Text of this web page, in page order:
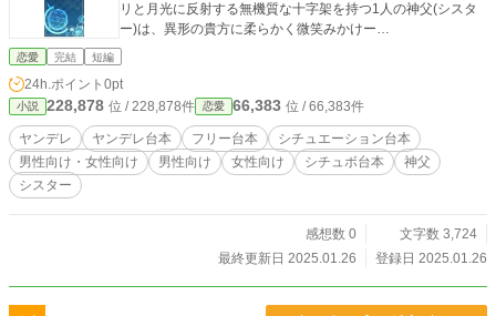
リと月光に反射する無機質な十字架を持つ1人の神父(シスタ
ー)は、異形の貴方に柔らかく微笑みかけー…
恋愛 完結 短編
24h.ポイント 0pt
小説 228,878 位 / 228,878件 恋愛 66,383 位 / 66,383件
ヤンデレ ヤンデレ台本 フリー台本
シチュエーション台本
男性向け・女性向け
男性向け 女性向け シチュボ台本
神父
シスター
感想数 0
文字数 3,724
最終更新日 2025.01.26
登録日 2025.01.26